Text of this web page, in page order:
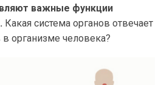
важные функции
Какая система органов отвечает
организме человека?